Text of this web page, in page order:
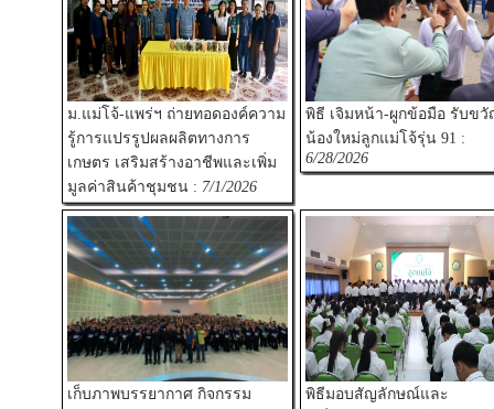
ม.แม่โจ้-แพร่ฯ ถ่ายทอดองค์ความ
รู้การแปรรูปผลผลิตทางการ
เกษตร เสริมสร้างอาชีพและเพิ่ม
มูลค่าสินค้าชุมชน : 7/1/2026
พิธี เจิมหน้า-ผูกข้อมือ รับข
น้องใหม่ลูกแม่โจ้รุ่น 91 :
6/28/2026
เก็บภาพบรรยากาศ กิจกรรม
พิธีมอบสัญลักษณ์และ